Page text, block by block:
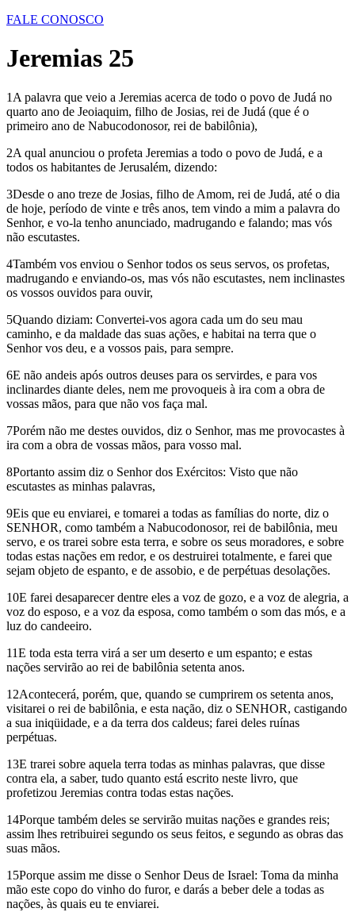
FALE CONOSCO
Jeremias 25
1A palavra que veio a Jeremias acerca de todo o povo de Judá no
quarto ano de Jeoiaquim, filho de Josias, rei de Judá (que é o
primeiro ano de Nabucodonosor, rei de babilônia),
2A qual anunciou o profeta Jeremias a todo o povo de Judá, e a
todos os habitantes de Jerusalém, dizendo:
3Desde o ano treze de Josias, filho de Amom, rei de Judá, até o dia
de hoje, período de vinte e três anos, tem vindo a mim a palavra do
Senhor, e vo-la tenho anunciado, madrugando e falando; mas vós
não escutastes.
4Também vos enviou o Senhor todos os seus servos, os profetas,
madrugando e enviando-os, mas vós não escutastes, nem inclinastes
os vossos ouvidos para ouvir,
5Quando diziam: Convertei-vos agora cada um do seu mau
caminho, e da maldade das suas ações, e habitai na terra que o
Senhor vos deu, e a vossos pais, para sempre.
6E não andeis após outros deuses para os servirdes, e para vos
inclinardes diante deles, nem me provoqueis à ira com a obra de
vossas mãos, para que não vos faça mal.
7Porém não me destes ouvidos, diz o Senhor, mas me provocastes à
ira com a obra de vossas mãos, para vosso mal.
8Portanto assim diz o Senhor dos Exércitos: Visto que não
escutastes as minhas palavras,
9Eis que eu enviarei, e tomarei a todas as famílias do norte, diz o
SENHOR, como também a Nabucodonosor, rei de babilônia, meu
servo, e os trarei sobre esta terra, e sobre os seus moradores, e sobre
todas estas nações em redor, e os destruirei totalmente, e farei que
sejam objeto de espanto, e de assobio, e de perpétuas desolações.
10E farei desaparecer dentre eles a voz de gozo, e a voz de alegria, a
voz do esposo, e a voz da esposa, como também o som das mós, e a
luz do candeeiro.
11E toda esta terra virá a ser um deserto e um espanto; e estas
nações servirão ao rei de babilônia setenta anos.
12Acontecerá, porém, que, quando se cumprirem os setenta anos,
visitarei o rei de babilônia, e esta nação, diz o SENHOR, castigando
a sua iniqüidade, e a da terra dos caldeus; farei deles ruínas
perpétuas.
13E trarei sobre aquela terra todas as minhas palavras, que disse
contra ela, a saber, tudo quanto está escrito neste livro, que
profetizou Jeremias contra todas estas nações.
14Porque também deles se servirão muitas nações e grandes reis;
assim lhes retribuirei segundo os seus feitos, e segundo as obras das
suas mãos.
15Porque assim me disse o Senhor Deus de Israel: Toma da minha
mão este copo do vinho do furor, e darás a beber dele a todas as
nações, às quais eu te enviarei.